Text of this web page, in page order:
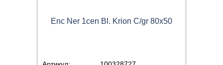
Enc Ner 1cen Bl. Krion C/gr 80x50